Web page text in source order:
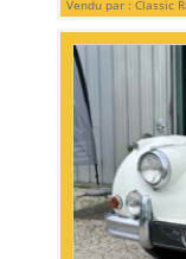
Vendu par : Classic